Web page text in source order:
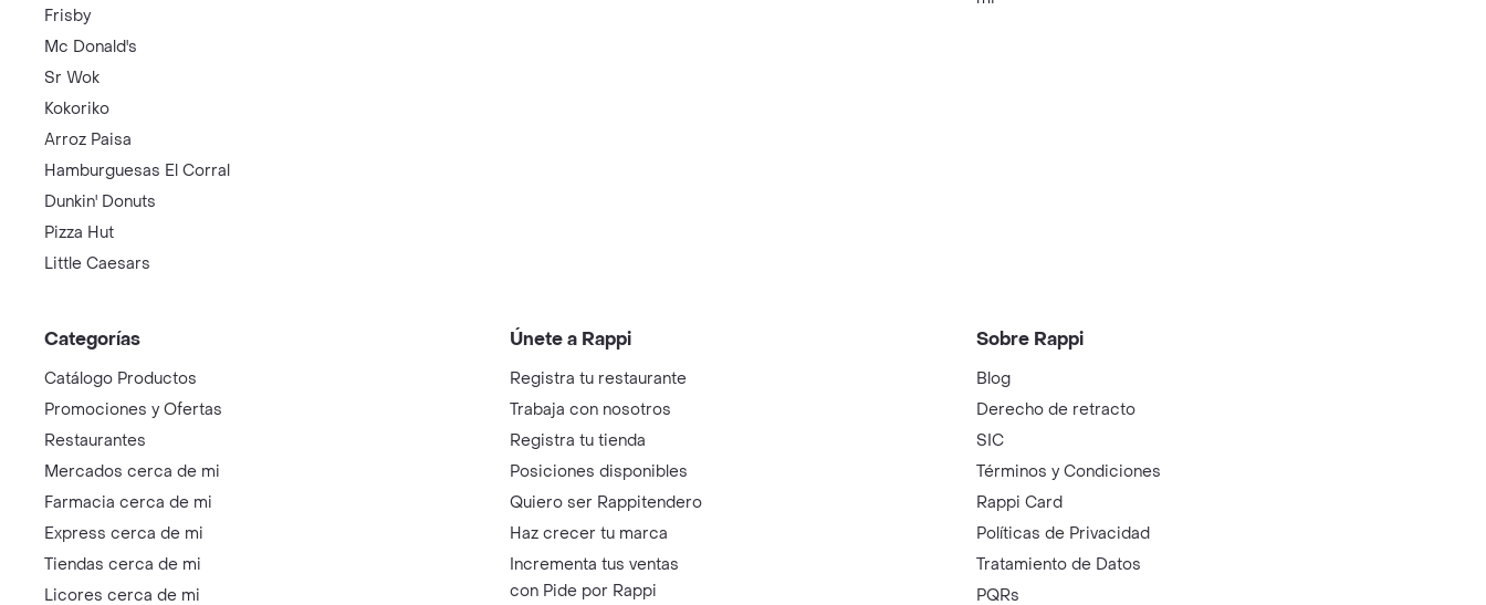
Frisby
Mc Donald's
Sr Wok
Kokoriko
Arroz Paisa
Hamburguesas El Corral
Dunkin' Donuts
Pizza Hut
Little Caesars
Categorías
Catálogo Productos
Promociones y Ofertas
Restaurantes
Mercados cerca de mi
Farmacia cerca de mi
Express cerca de mi
Tiendas cerca de mi
Licores cerca de mi
Únete a Rappi
Registra tu restaurante
Trabaja con nosotros
Registra tu tienda
Posiciones disponibles
Quiero ser Rappitendero
Haz crecer tu marca
Incrementa tus ventas
con Pide por Rappi
Sobre Rappi
Blog
Derecho de retracto
SIC
Términos y Condiciones
Rappi Card
Políticas de Privacidad
Tratamiento de Datos
PQRs